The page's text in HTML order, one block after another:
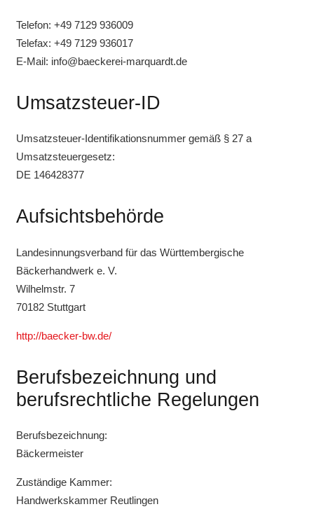
Telefon: +49 7129 936009
Telefax: +49 7129 936017
E-Mail: info@baeckerei-marquardt.de
Umsatzsteuer-ID
Umsatzsteuer-Identifikationsnummer gemäß § 27 a
Umsatzsteuergesetz:
DE 146428377
Aufsichtsbehörde
Landesinnungsverband für das Württembergische
Bäckerhandwerk e. V.
Wilhelmstr. 7
70182 Stuttgart
http://baecker-bw.de/
Berufsbezeichnung und
berufsrechtliche Regelungen
Berufsbezeichnung:
Bäckermeister
Zuständige Kammer:
Handwerkskammer Reutlingen